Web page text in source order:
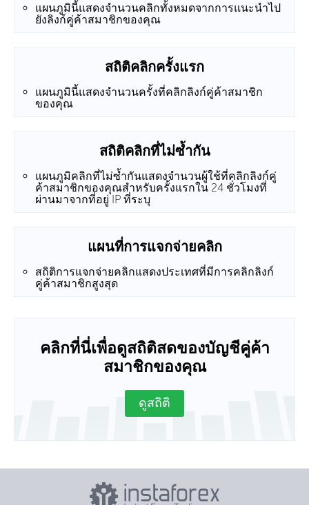
แผนภูมินี้แสดงจำนวนคลิกทั้งหมดจากการแนะนำไป
ยังลิงก์คู่ค้าสมาชิกของคุณ
สถิติคลิกครั้งแรก
แผนภูมินี้แสดงจำนวนครั้งที่คลิกลิงก์คู่ค้าสมาชิก
ของคุณ
สถิติคลิกที่ไม่ซ้ำกัน
แผนภูมิคลิกที่ไม่ซ้ำกันแสดงจำนวนผู้ใช้ที่คลิกลิงก์คู่
ค้าสมาชิกของคุณสำหรับครั้งแรกใน 24 ชั่วโมงที่
ผ่านมาจากที่อยู่ IP ที่ระบุ
แผนที่การแจกจ่ายคลิก
สถิติการแจกจ่ายคลิกแสดงประเทศที่มีการคลิกลิงก์
คู่ค้าสมาชิกสูงสุด
คลิกที่นี่เพื่อดูสถิติสดของบัญชีคู่ค้า
สมาชิกของคุณ
ดูสถิติ